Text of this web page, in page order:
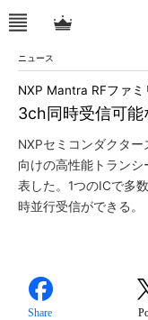
ニュース
3ch同時受信可能
NXP Mantra RFファミ
NXPセミコンダクタ
向けの高性能トラン
表した。1つのICで多
時並行受信ができる。
Share